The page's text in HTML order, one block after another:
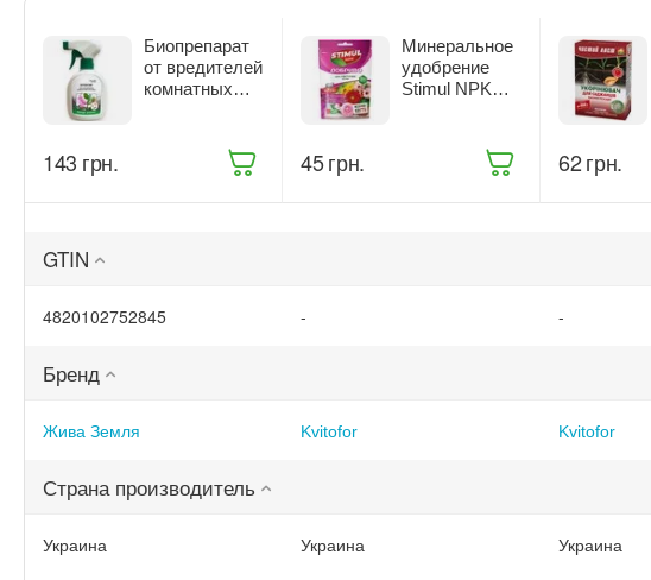
Биопрепарат
от вредителей
комнатных
спрей 300 мл
‍143‍ грн.
Минеральное
удобрение
Stimul NPK
‍45‍грн. ‍62‍грн.
GTIN
4820102752845 - -
Бренд
Жива Земля Kvitofor Kvitofor
Страна производитель
Украина Украина Украина